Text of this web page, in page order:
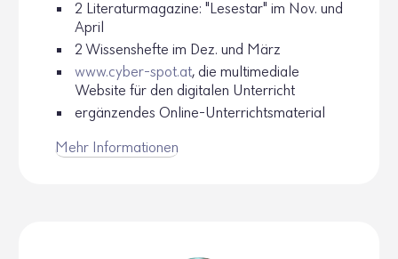
2 Lite­ra­tur­ma­ga­zine: "Lese­star" im Nov. und
April
2 Wissens­hefte im Dez. und März
www.​cyber-​spot.​at, die multi­me­diale
Website für den digi­talen Unter­richt
ergän­zendes Online-Unter­richts­ma­te­rial
Mehr Infor­ma­tionen